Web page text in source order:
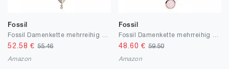
Fossil
52.58 €55.46
Amazon
Fossil
48.60 € 59.50
Amazon